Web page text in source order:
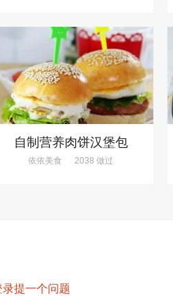
自制营养肉饼汉堡包
依依美食 2038 做过
录提一个问题